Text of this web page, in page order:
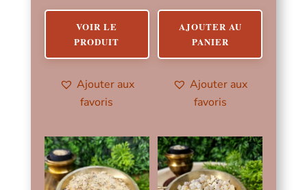
VOIR LE
PRODUIT
Ajouter aux
favoris
AJOUTER AU
PANIER
Ajouter aux
favoris